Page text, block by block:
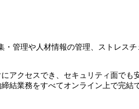
管理や人材情報の管理、ストレス
アクセスでき、セキュリティ面でも
結業務をすべてオンライン上で完結